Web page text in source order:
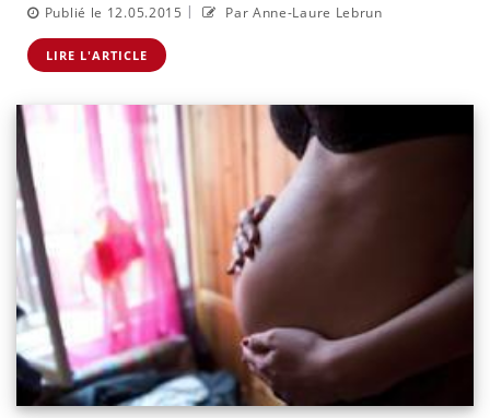
Publié le 12.05.2015 | Par Anne-Laure Lebrun
LIRE L'ARTICLE